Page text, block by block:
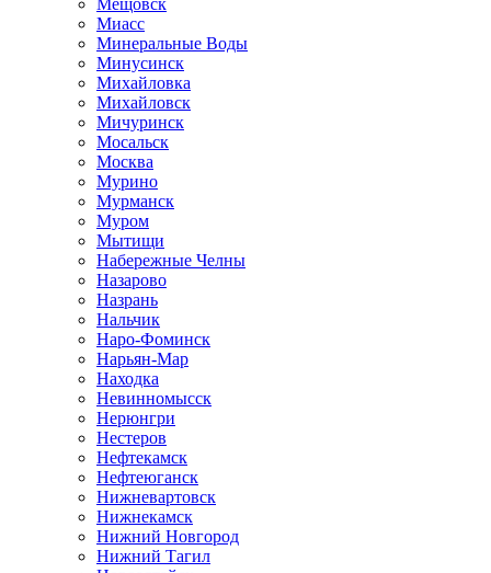
Мещовск
Миасс
Минеральные Воды
Минусинск
Михайловка
Михайловск
Мичуринск
Мосальск
Москва
Мурино
Мурманск
Муром
Мытищи
Набережные Челны
Назарово
Назрань
Нальчик
Наро-Фоминск
Нарьян-Мар
Находка
Невинномысск
Нерюнгри
Нестеров
Нефтекамск
Нефтеюганск
Нижневартовск
Нижнекамск
Нижний Новгород
Нижний Тагил